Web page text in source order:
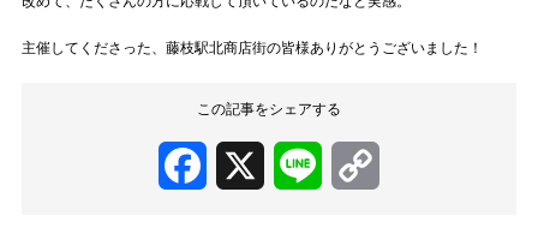
主催してくださった、藤枝駅北商店街の皆様ありがとうございました！
この記事をシェアする
Facebook Line